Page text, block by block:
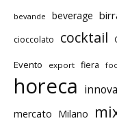
bevande beverage
cioccolato cocktail
Evento export fiera
horeca
mercato Milano